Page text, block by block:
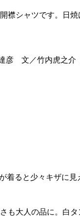
襟シャツです。日
文／竹内虎之介
ると少々キザに
大人の品に。白